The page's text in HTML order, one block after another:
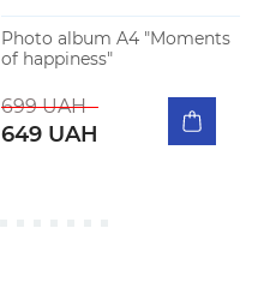
Photo album A4 "Moments
of happiness"
699 UAH
649 UAH